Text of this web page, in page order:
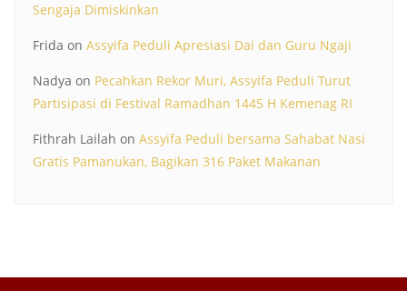
Sengaja Dimiskinkan
Frida on Assyifa Peduli Apresiasi Dai dan Guru Ngaji
Nadya on Pecahkan Rekor Muri, Assyifa Peduli Turut
Partisipasi di Festival Ramadhan 1445 H Kemenag RI
Fithrah Lailah on Assyifa Peduli bersama Sahabat Nasi
Gratis Pamanukan, Bagikan 316 Paket Makanan